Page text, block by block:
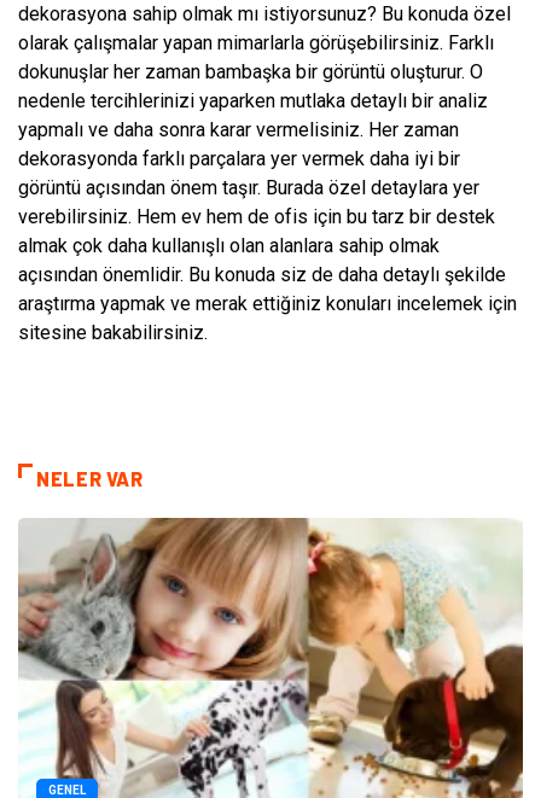
dekorasyona sahip olmak mı istiyorsunuz? Bu konuda özel
olarak çalışmalar yapan mimarlarla görüşebilirsiniz. Farklı
dokunuşlar her zaman bambaşka bir görüntü oluşturur. O
nedenle tercihlerinizi yaparken mutlaka detaylı bir analiz
yapmalı ve daha sonra karar vermelisiniz. Her zaman
dekorasyonda farklı parçalara yer vermek daha iyi bir
görüntü açısından önem taşır. Burada özel detaylara yer
verebilirsiniz. Hem ev hem de ofis için bu tarz bir destek
almak çok daha kullanışlı olan alanlara sahip olmak
açısından önemlidir. Bu konuda siz de daha detaylı şekilde
araştırma yapmak ve merak ettiğiniz konuları incelemek için
sitesine bakabilirsiniz.
NELER VAR
GENEL